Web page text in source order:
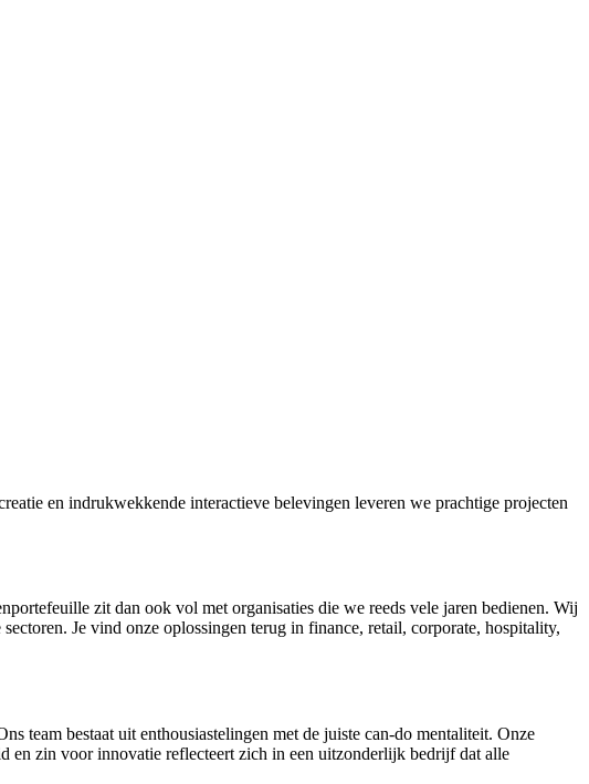
en indrukwekkende interactieve belevingen leveren we prachtige projecten
zit dan ook vol met organisaties die we reeds vele jaren bedienen. Wij
Je vind onze oplossingen terug in finance, retail, corporate, hospitality,
team bestaat uit enthousiastelingen met de juiste can-do mentaliteit. Onze
en zin voor innovatie reflecteert zich in een uitzonderlijk bedrijf dat alle